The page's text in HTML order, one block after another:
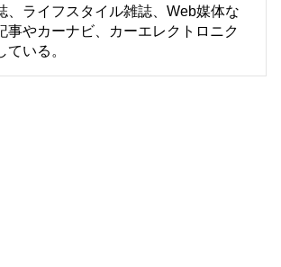
、ライフスタイル雑誌、Web媒体な
事やカーナビ、カーエレクトロニク
ている。